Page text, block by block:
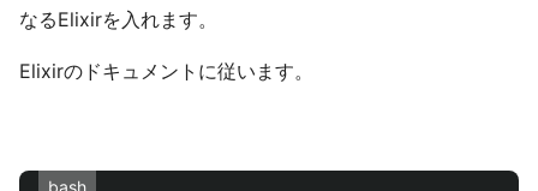
なるElixirを入れます。
Elixirのドキュメントに従います。